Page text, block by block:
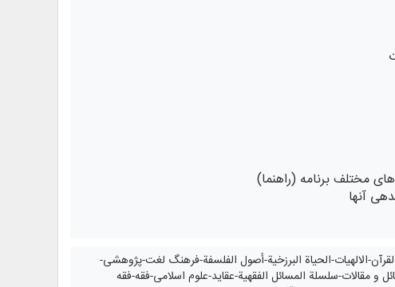
مختلف برنامه (راهنما)
آنها
الالهيات-الحياة البرزخية-أصول الفلسفة-فرهنگ لغت-پژوهشی-
و مقالات-سلسلة المسائل الفقهية-عقاید-علوم اسلامی-فقه-فقه